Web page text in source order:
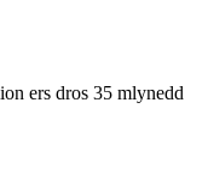
ers dros 35 mlynedd